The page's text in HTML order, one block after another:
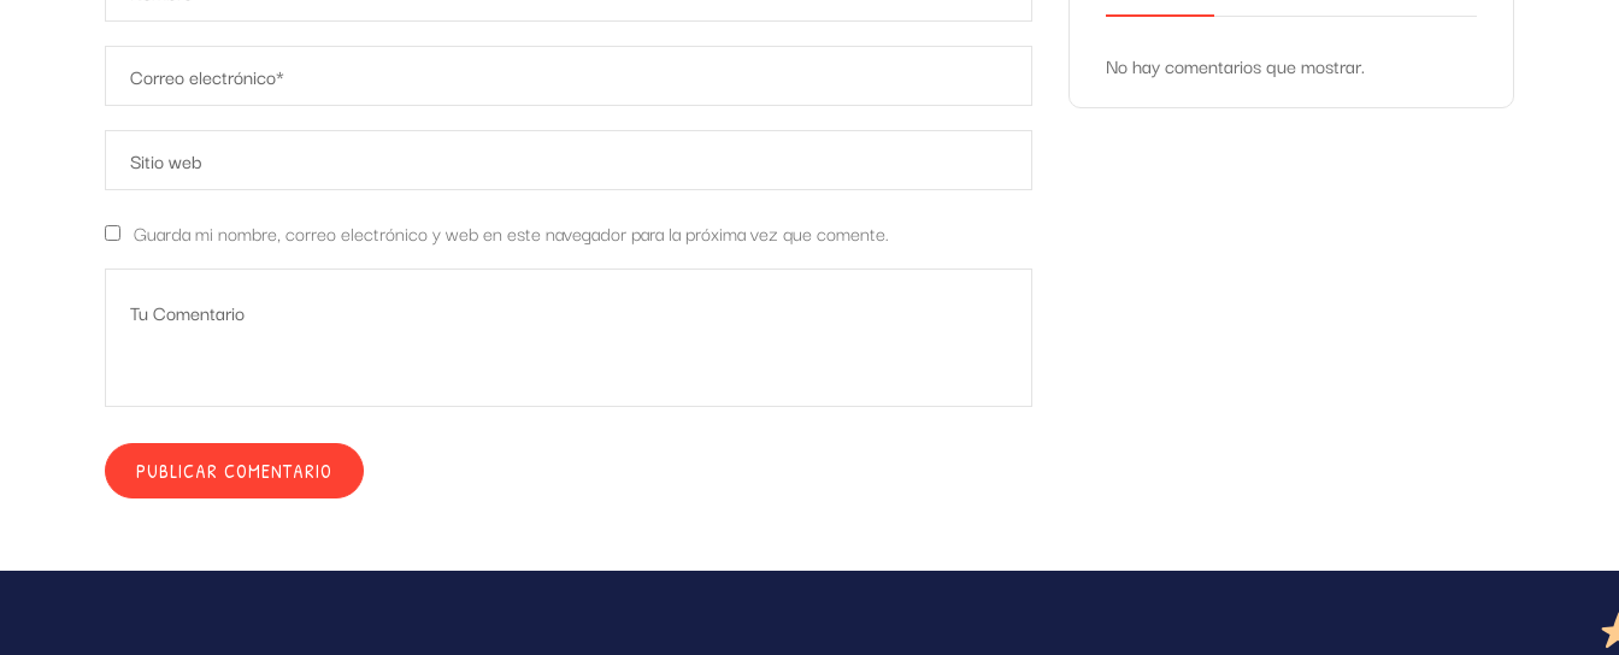
Guarda mi nombre, correo electrónico y web en este navegador para la próxima vez que comente.
No hay comentarios que mostrar.